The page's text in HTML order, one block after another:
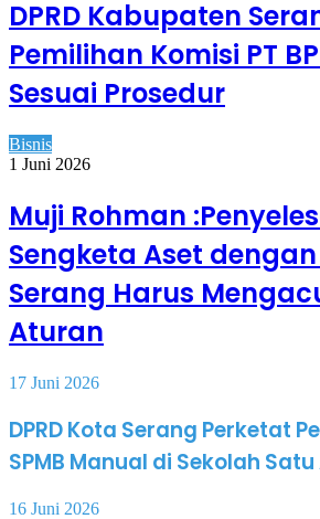
DPRD Kabupaten
Pemilihan Komisi PT
Sesuai Prosedur
Bisnis
1 Juni 2026
Muji Rohman
Sengketa Aset
Serang Harus
Aturan
17 Juni 2026
DPRD Kota Serang Perketat
SPMB Manual di Sekolah
16 Juni 2026